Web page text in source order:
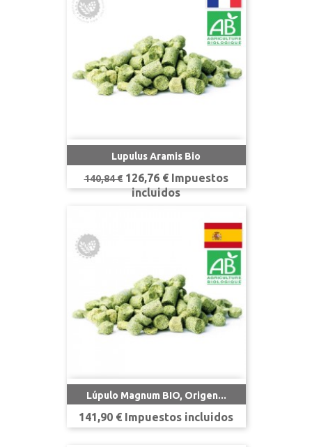
Lupulus Aramis Bio
Precio
base
140,84 € Precio
126,76 € Impuestos
incluidos
Lúpulo Magnum BIO, Origen...
Precio
141,90 € Impuestos incluidos